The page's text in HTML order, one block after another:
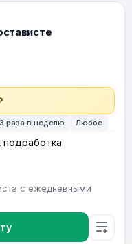
3 раза в неделю Любое
с ежедневными